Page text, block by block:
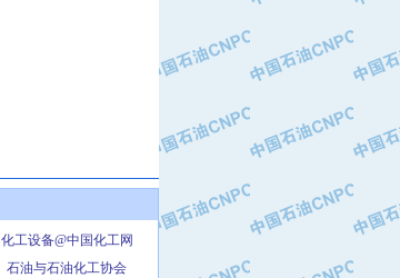
化工设备@中国化工网
石油与石油化工协会